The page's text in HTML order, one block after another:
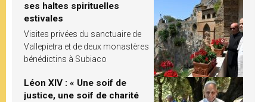
ses haltes spirituelles
estivales
Visites privées du sanctuaire de
Vallepietra et de deux monastères
bénédictins à Subiaco
Léon XIV : « Une soif de
justice, une soif de charité